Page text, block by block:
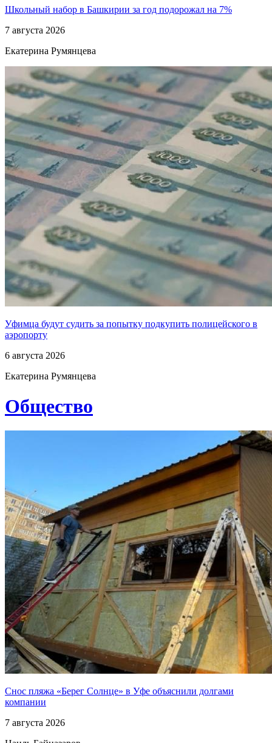
Школьный набор в Башкирии за год подорожал на 7%
7 августа 2026
Екатерина Румянцева
Уфимца будут судить за попытку подкупить полицейского в
аэропорту
6 августа 2026
Екатерина Румянцева
Общество
Снос пляжа «Берег Солнце» в Уфе объяснили долгами
компании
7 августа 2026